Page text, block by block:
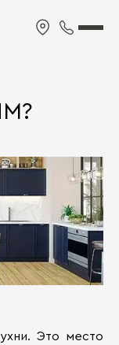
Это место